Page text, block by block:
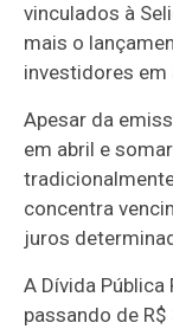
vinculados à
mais o
investidores em
Apesar da
em abril e
concentra
juros
A Dívida Pública
passando de